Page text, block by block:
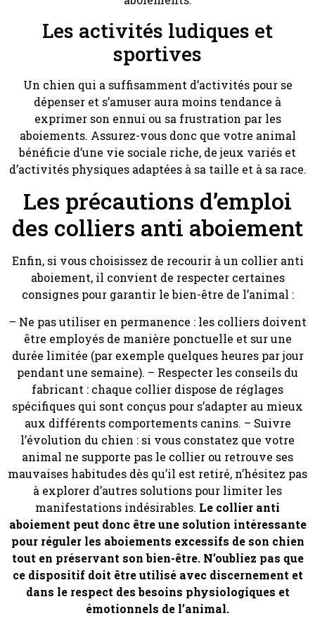
Les activités ludiques et
sportives
Un chien qui a suffisamment d’activités pour se
dépenser et s’amuser aura moins tendance à
exprimer son ennui ou sa frustration par les
aboiements. Assurez-vous donc que votre animal
bénéficie d’une vie sociale riche, de jeux variés et
d’activités physiques adaptées à sa taille et à sa race.
Les précautions d’emploi
des colliers anti aboiement
Enfin, si vous choisissez de recourir à un collier anti
aboiement, il convient de respecter certaines
consignes pour garantir le bien-être de l’animal :
– Ne pas utiliser en permanence : les colliers doivent
être employés de manière ponctuelle et sur une
durée limitée (par exemple quelques heures par jour
pendant une semaine). – Respecter les conseils du
fabricant : chaque collier dispose de réglages
spécifiques qui sont conçus pour s’adapter au mieux
aux différents comportements canins. – Suivre
l’évolution du chien : si vous constatez que votre
animal ne supporte pas le collier ou retrouve ses
mauvaises habitudes dès qu’il est retiré, n’hésitez pas
à explorer d’autres solutions pour limiter les
manifestations indésirables. Le collier anti
aboiement peut donc être une solution intéressante
pour réguler les aboiements excessifs de son chien
tout en préservant son bien-être. N’oubliez pas que
ce dispositif doit être utilisé avec discernement et
dans le respect des besoins physiologiques et
émotionnels de l’animal.